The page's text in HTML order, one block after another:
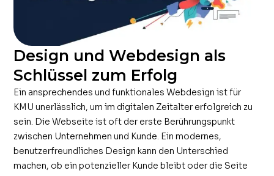
Design und Webdesign als
Schlüssel zum Erfolg
Ein ansprechendes und funktionales Webdesign ist für
KMU unerlässlich, um im digitalen Zeitalter erfolgreich zu
sein. Die Webseite ist oft der erste Berührungspunkt
zwischen Unternehmen und Kunde. Ein modernes,
benutzerfreundliches Design kann den Unterschied
machen, ob ein potenzieller Kunde bleibt oder die Seite